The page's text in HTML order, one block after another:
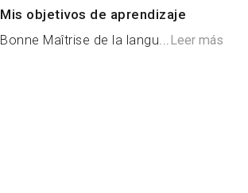
Mis objetivos de aprendizaje
Bonne Maîtrise de la langu...Leer más